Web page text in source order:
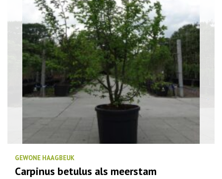
GEWONE HAAGBEUK
Carpinus betulus als meerstam